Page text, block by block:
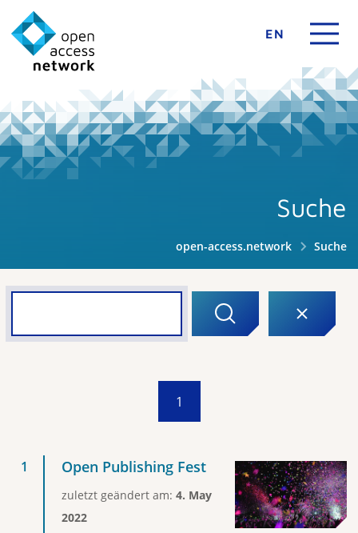
EN
Suche
open-access.network Suche
1
Open Publishing Fest
zuletzt geändert am: 4. May
2022